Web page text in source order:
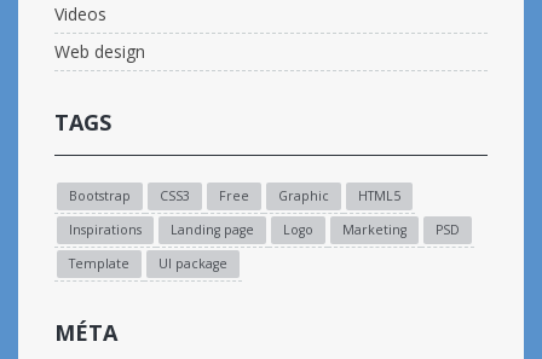
Videos
Web design
TAGS
Bootstrap CSS3 Free Graphic
HTML5
Inspirations
Landing page Logo Marketing
PSD
Template
UI package
MÉTA